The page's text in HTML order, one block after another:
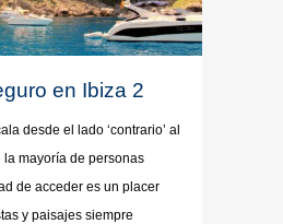
en Ibiza 2
desde el lado ‘contrario’ al
mayoría de personas
de acceder es un placer
y paisajes siempre